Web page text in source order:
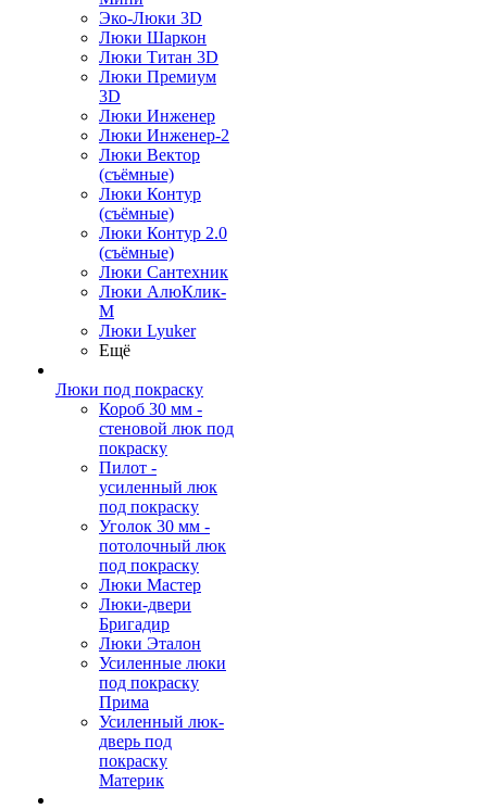
Эко-Люки 3D
Люки Шаркон
Люки Титан 3D
Люки Премиум
3D
Люки Инженер
Люки Инженер-2
Люки Вектор
(съёмные)
Люки Контур
(съёмные)
Люки Контур 2.0
(съёмные)
Люки Сантехник
Люки АлюКлик-
М
Люки Lyuker
Ещё
Люки под покраску
Короб 30 мм -
стеновой люк под
покраску
Пилот -
усиленный люк
под покраску
Уголок 30 мм -
потолочный люк
под покраску
Люки Мастер
Люки-двери
Бригадир
Люки Эталон
Усиленные люки
под покраску
Прима
Усиленный люк-
дверь под
покраску
Материк